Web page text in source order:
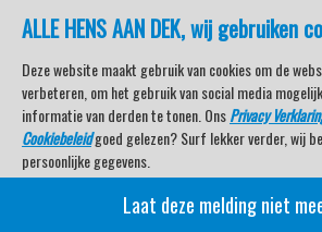
ALLE HENS AAN DEK, wij gebruiken
Deze website maakt gebruik van cookies om de
verbeteren, om het gebruik van social media
informatie van derden te tonen. OnsPrivacy
Cookiebeleidgoed gelezen? Surf lekker verder, wij
persoonlijke gegevens.
Veel kijkplezier met Watersport TV Beleving &
Laat deze melding niet